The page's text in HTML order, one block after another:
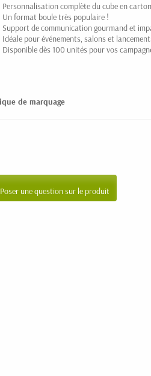
Personnalisation complète du cube en carton
Un format boule très populaire !
Support de communication gourmand et
Idéale pour événements, salons et
Disponible dès 100 unités pour vos
de marquage
Poser une question sur le produit